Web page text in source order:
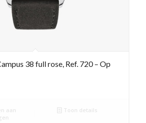
38 full rose, Ref. 720 – Op
aan
Toon details